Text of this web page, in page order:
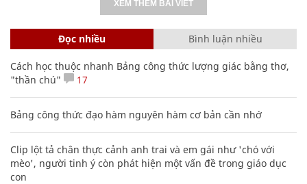
XEM THÊM BÀI VIẾT
Đọc nhiều Bình luận nhiều
Cách học thuộc nhanh Bảng công thức lượng giác bằng thơ,
"thần chú"
17
Bảng công thức đạo hàm nguyên hàm cơ bản cần nhớ
Clip lột tả chân thực cảnh anh trai và em gái như 'chó với
mèo', người tinh ý còn phát hiện một vấn đề trong giáo dục
con